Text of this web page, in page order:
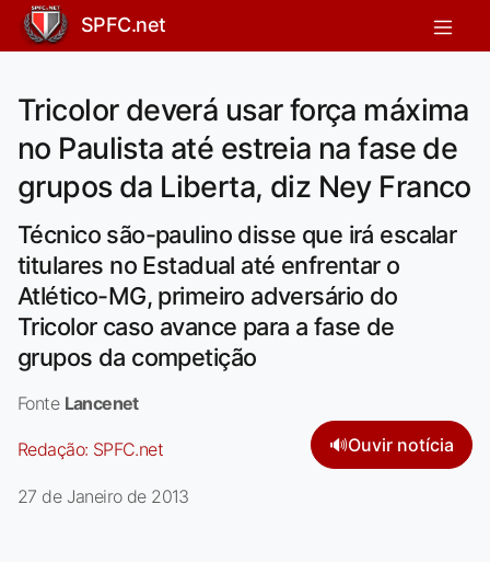
SPFC.net
Tricolor deverá usar força máxima
no Paulista até estreia na fase de
grupos da Liberta, diz Ney Franco
Técnico são-paulino disse que irá escalar
titulares no Estadual até enfrentar o
Atlético-MG, primeiro adversário do
Tricolor caso avance para a fase de
grupos da competição
Fonte Lancenet
Redação: SPFC.net 🔊Ouvir notícia
27 de Janeiro de 2013